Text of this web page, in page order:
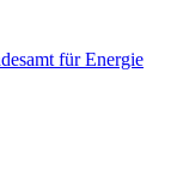
für Energie